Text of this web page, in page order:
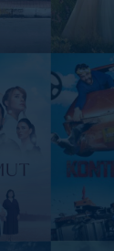
Arama